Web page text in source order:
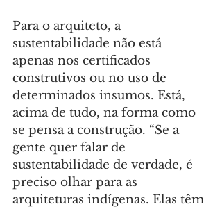
Para o arquiteto, a
sustentabilidade não está
apenas nos certificados
construtivos ou no uso de
determinados insumos. Está,
acima de tudo, na forma como
se pensa a construção. “Se a
gente quer falar de
sustentabilidade de verdade, é
preciso olhar para as
arquiteturas indígenas. Elas têm